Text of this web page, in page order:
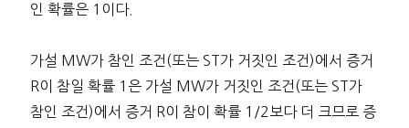
인 확률은 1이다.
가설 MW가 참인 조건(또는 ST가 거짓인 조건)에서 증거
R이 참일 확률 1은 가설 MW가 거짓인 조건(또는 ST가
참인 조건)에서 증거 R이 참이 확률 1/2보다 더 크므로 증